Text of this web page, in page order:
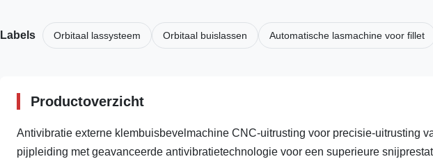
Labels Orbitaal lassysteem Orbitaal buislassen Automatische lasmachine voor fillet
Productoverzicht
Antivibratie externe klembuisbevelmachine CNC-uitrusting voor precisie-uitrusting
pijpleiding met geavanceerde antivibratietechnologie voor een superieure